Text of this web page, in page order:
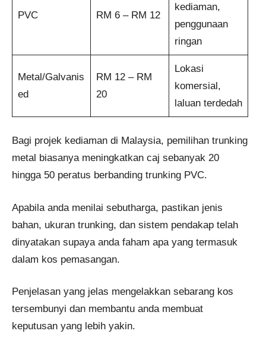
PVC RM 6 – RM 12
kediaman,
penggunaan
ringan
Metal/Galvanis
ed
RM 12 – RM
20
Lokasi
komersial,
laluan terdedah
Bagi projek kediaman di Malaysia, pemilihan trunking
metal biasanya meningkatkan caj sebanyak 20
hingga 50 peratus berbanding trunking PVC.
Apabila anda menilai sebutharga, pastikan jenis
bahan, ukuran trunking, dan sistem pendakap telah
dinyatakan supaya anda faham apa yang termasuk
dalam kos pemasangan.
Penjelasan yang jelas mengelakkan sebarang kos
tersembunyi dan membantu anda membuat
keputusan yang lebih yakin.